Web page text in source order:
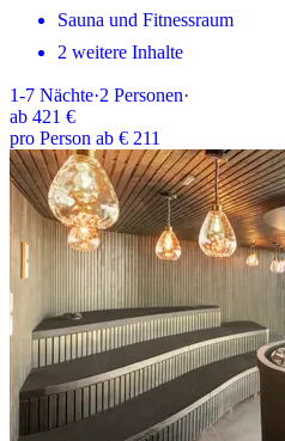
Sauna und Fitnessraum
2 weitere Inhalte
1-7 Nächte·2 Personen·
ab 421 €
pro Person ab € 211